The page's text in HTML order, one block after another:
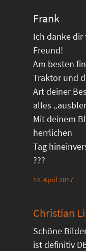
Frank
Ich danke
Freund!
Am besten
Traktor und
Art deiner
alles
Mit deinem
herrlichen
Tag
???
14. April 2017
Christian
Schöne
ist definitiv